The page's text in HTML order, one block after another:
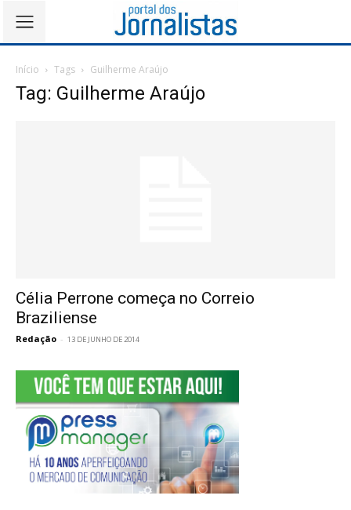
Início Tags Guilherme Araújo
Tag: Guilherme Araújo
Célia Perrone começa no Correio
Braziliense
Redação - 13 DE JUNHO DE 2014